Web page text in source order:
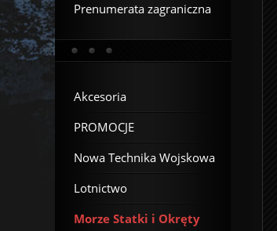
Prenumerata zagraniczna
Akcesoria
PROMOCJE
Nowa Technika Wojskowa
Lotnictwo
Morze Statki i Okręty